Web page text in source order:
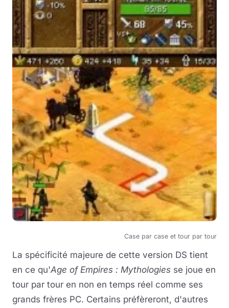
Case par case et tour par tour
La spécificité majeure de cette version DS tient
en ce qu'Age of Empires : Mythologies se joue en
tour par tour en non en temps réel comme ses
grands frères PC. Certains préfèreront, d'autres